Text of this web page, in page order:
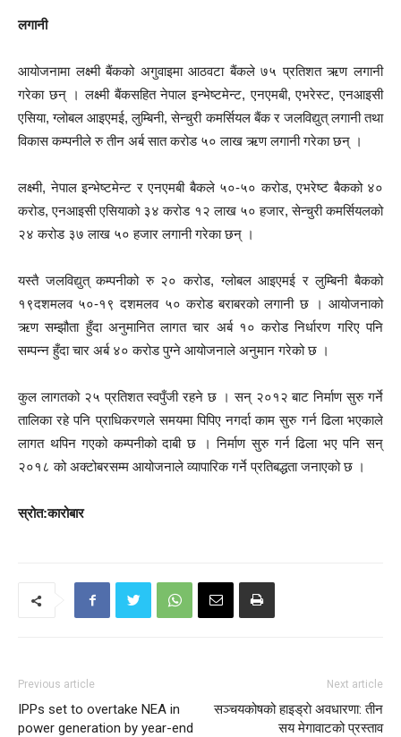
लगानी
आयोजनामा लक्ष्मी बैंकको अगुवाइमा आठवटा बैंकले ७५ प्रतिशत ऋण लगानी
गरेका छन् । लक्ष्मी बैंकसहित नेपाल इन्भेष्टमेन्ट, एनएमबी, एभरेस्ट, एनआइसी
एसिया, ग्लोबल आइएमई, लुम्बिनी, सेन्चुरी कमर्सियल बैंक र जलविद्युत् लगानी तथा
विकास कम्पनीले रु तीन अर्ब सात करोड ५० लाख ऋण लगानी गरेका छन् ।
लक्ष्मी, नेपाल इन्भेष्टमेन्ट र एनएमबी बैकले ५०-५० करोड, एभरेष्ट बैकको ४०
करोड, एनआइसी एसियाको ३४ करोड १२ लाख ५० हजार, सेन्चुरी कमर्सियलको
२४ करोड ३७ लाख ५० हजार लगानी गरेका छन् ।
यस्तै जलविद्युत् कम्पनीको रु २० करोड, ग्लोबल आइएमई र लुम्बिनी बैकको
१९दशमलव ५०-१९ दशमलव ५० करोड बराबरको लगानी छ । आयोजनाको
ऋण सम्झौता हुँदा अनुमानित लागत चार अर्ब १० करोड निर्धारण गरिए पनि
सम्पन्न हुँदा चार अर्ब ४० करोड पुग्ने आयोजनाले अनुमान गरेको छ ।
कुल लागतको २५ प्रतिशत स्वपुँजी रहने छ । सन् २०१२ बाट निर्माण सुरु गर्ने
तालिका रहे पनि प्राधिकरणले समयमा पिपिए नगर्दा काम सुरु गर्न ढिला भएकाले
लागत थपिन गएको कम्पनीको दाबी छ । निर्माण सुरु गर्न ढिला भए पनि सन्
२०१८ को अक्टोबरसम्म आयोजनाले व्यापारिक गर्ने प्रतिबद्धता जनाएको छ ।
स्रोत:कारोबार
Previous article
IPPs set to overtake NEA in
power generation by year-end
Next article
सञ्चयकोषको हाइड्राे अवधारणा: तीन
सय मेगावाटको प्रस्ताव